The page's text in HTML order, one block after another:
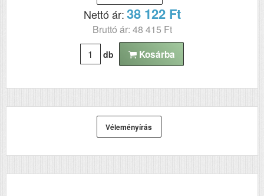
Nettó ár:38 122 Ft
Bruttó ár: 48 415 Ft
db Kosárba
Véleményírás